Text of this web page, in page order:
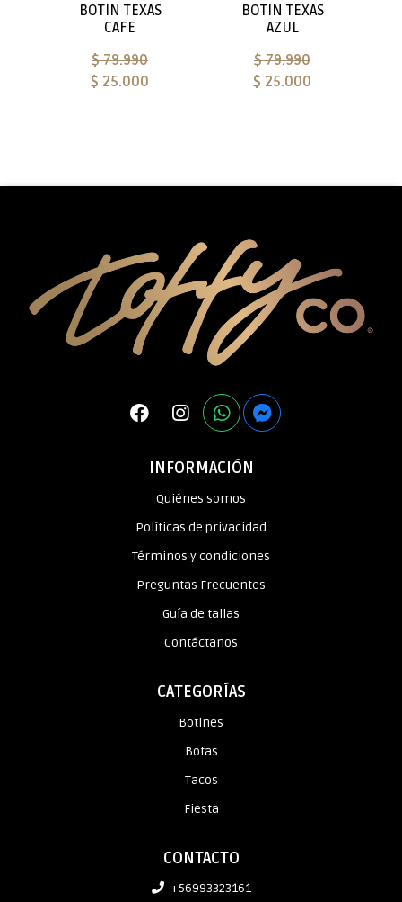
BOTIN TEXAS
CAFE
$ 79.990
$ 25.000
BOTIN TEXAS
AZUL
$ 79.990
$ 25.000
INFORMACIÓN
Quiénes somos
Políticas de privacidad
Términos y condiciones
Preguntas Frecuentes
Guía de tallas
Contáctanos
CATEGORÍAS
Botines
Botas
Tacos
Fiesta
CONTACTO
+56993323161